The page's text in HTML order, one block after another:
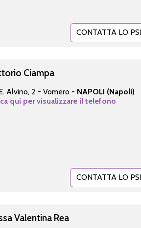
CONTATTA LO
Ciampa
Alvino, 2 - Vomero - NAPOLI (Napoli)
qui per visualizzare il telefono
CONTATTA LO
Valentina Rea